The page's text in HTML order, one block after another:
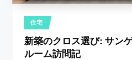
Posted
in
住宅
新築のクロス選び: サン
ルーム訪問記